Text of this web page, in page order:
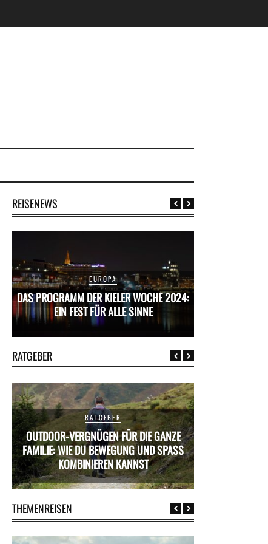
REISENEWS
EUROPA
DAS PROGRAMM DER KIELER WOCHE 2024:
EIN FEST FÜR ALLE SINNE
RATGEBER
RATGEBER
OUTDOOR-VERGNÜGEN FÜR DIE GANZE
FAMILIE: WIE DU BEWEGUNG UND SPASS K
OMBINIEREN KANNST
THEMENREISEN